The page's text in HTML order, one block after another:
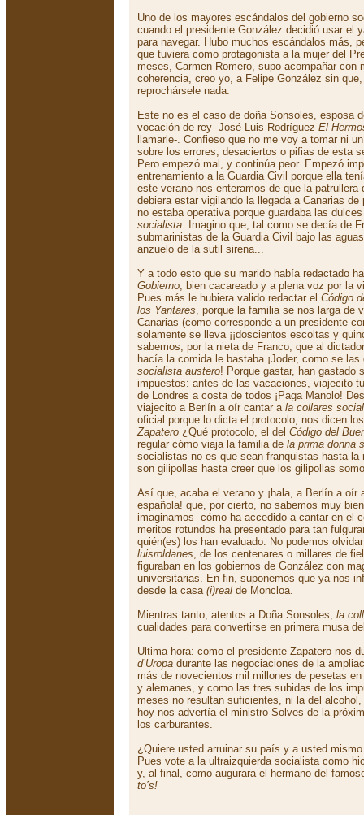
Uno de los mayores escándalos del gobierno
cuando el presidente González decidió usar el
para navegar. Hubo muchos escándalos más,
que tuviera como protagonista a la mujer del
meses, Carmen Romero, supo acompañar con
coherencia, creo yo, a Felipe González sin
reprochársele nada.
Este no es el caso de doña Sonsoles, esposa
vocación de rey- José Luis Rodríguez El
llamarle-. Confieso que no me voy a tomar ni
sobre los errores, desaciertos o pifias de esta
Pero empezó mal, y continúa peor. Empezó
entrenamiento a la Guardia Civil porque ella
este verano nos enteramos de que la patrullera
debiera estar vigilando la llegada a Canarias
no estaba operativa porque guardaba las
socialista. Imagino que, tal como se decía de
submarinistas de la Guardia Civil bajo las
anzuelo de la sutil sirena...
Y a todo esto que su marido había redactado
Gobierno, bien cacareado y a plena voz por la
Pues más le hubiera valido redactar el Código
los Yantares, porque la familia se nos larga de
Canarias (como corresponde a un presidente
solamente se lleva ¡¡doscientos escoltas y
sabemos, por la nieta de Franco, que al
hacía la comida le bastaba ¡Joder, como se
socialista austero! Porque gastar, han gastado
impuestos: antes de las vacaciones, viajecito
de Londres a costa de todos ¡Paga Manolo!
viajecito a Berlín a oír cantar a la collares
oficial porque lo dicta el protocolo, nos dicen
Zapatero ¿Qué protocolo, el del Código del
regular cómo viaja la familia de la prima donna
socialistas no es que sean franquistas hasta la
son gilipollas hasta creer que los gilipollas
Así que, acaba el verano y ¡hala, a Berlín a oír
española! que, por cierto, no sabemos muy
imaginamos- cómo ha accedido a cantar en el
meritos rotundos ha presentado para tan
quién(es) los han evaluado. No podemos
luisroldanes, de los centenares o millares de
figuraban en los gobiernos de González con
universitarias. En fin, suponemos que ya nos
desde la casa (i)real de Moncloa.
Mientras tanto, atentos a Doña Sonsoles, la
cualidades para convertirse en primera musa
Ultima hora: como el presidente Zapatero nos
d’Uropa durante las negociaciones de la
más de novecientos mil millones de pesetas
y alemanes, y como las tres subidas de los
meses no resultan suficientes, ni la del
hoy nos advertía el ministro Solves de la
los carburantes.
¿Quiere usted arruinar su país y a usted
Pues vote a la ultraizquierda socialista como
y, al final, como augurara el hermano del
to’s!